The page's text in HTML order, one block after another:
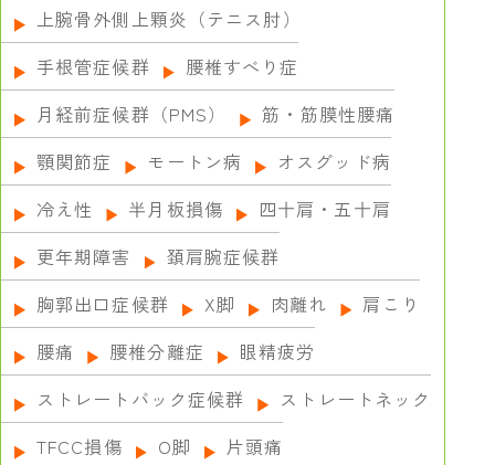
上腕骨外側上顆炎（テニス肘）
手根管症候群
腰椎すべり症
月経前症候群（PMS）
筋・筋膜性腰痛
顎関節症
モートン病
オスグッド病
冷え性
半月板損傷
四十肩・五十肩
更年期障害
頚肩腕症候群
胸郭出口症候群
X脚 肉離れ
肩こり
腰痛
腰椎分離症
眼精疲労
ストレートバック症候群
ストレートネック
TFCC損傷
О脚
片頭痛